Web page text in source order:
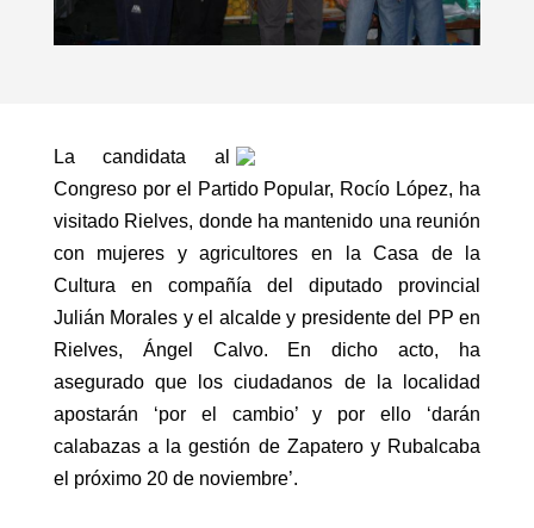
La candidata al
Congreso por el Partido Popular, Rocío López, ha
visitado Rielves, donde ha mantenido una reunión
con mujeres y agricultores en la Casa de la
Cultura en compañía del diputado provincial
Julián Morales y el alcalde y presidente del PP en
Rielves, Ángel Calvo. En dicho acto, ha
asegurado que los ciudadanos de la localidad
apostarán ‘por el cambio’ y por ello ‘darán
calabazas a la gestión de Zapatero y Rubalcaba
el próximo 20 de noviembre’.